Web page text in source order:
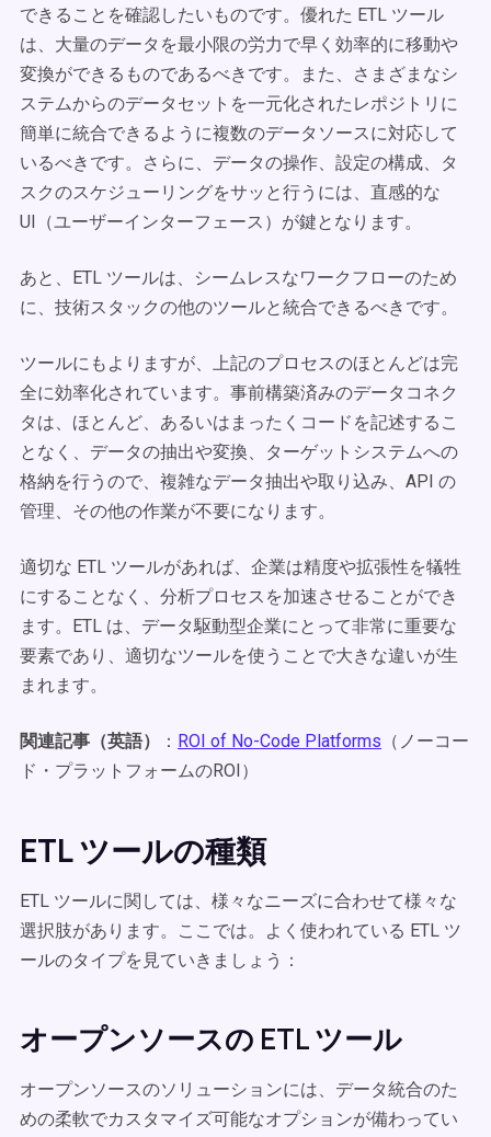
できることを確認したいものです。優れた ETL ツール
は、大量のデータを最小限の労力で早く効率的に移動や
変換ができるものであるべきです。また、さまざまなシ
ステムからのデータセットを一元化されたレポジトリに
簡単に統合できるように複数のデータソースに対応して
いるべきです。さらに、データの操作、設定の構成、タ
スクのスケジューリングをサッと行うには、直感的な
UI（ユーザーインターフェース）が鍵となります。
あと、ETL ツールは、シームレスなワークフローのため
に、技術スタックの他のツールと統合できるべきです。
ツールにもよりますが、上記のプロセスのほとんどは完
全に効率化されています。事前構築済みのデータコネク
タは、ほとんど、あるいはまったくコードを記述するこ
となく、データの抽出や変換、ターゲットシステムへの
格納を行うので、複雑なデータ抽出や取り込み、API の
管理、その他の作業が不要になります。
適切な ETL ツールがあれば、企業は精度や拡張性を犠牲
にすることなく、分析プロセスを加速させることができ
ます。ETL は、データ駆動型企業にとって非常に重要な
要素であり、適切なツールを使うことで大きな違いが生
まれます。
関連記事（英語） ： ROI of No-Code Platforms （ノーコー
ド・プラットフォームのROI）
ETL ツールの種類
ETL ツールに関しては、様々なニーズに合わせて様々な
選択肢があります。ここでは。よく使われている ETL ツ
ールのタイプを見ていきましょう：
オープンソースの ETL ツール
オープンソースのソリューションには、データ統合のた
めの柔軟でカスタマイズ可能なオプションが備わってい